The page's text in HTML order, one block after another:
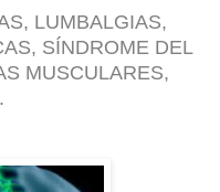
LUMBALGIAS,
SÍNDROME DEL
MUSCULARES,